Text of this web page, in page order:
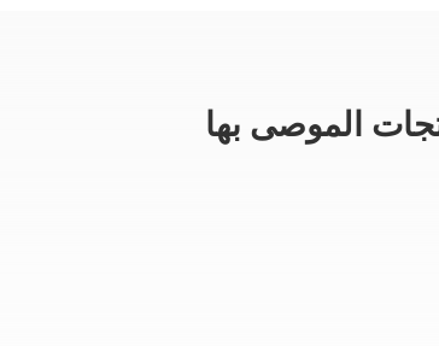
الموصى بها